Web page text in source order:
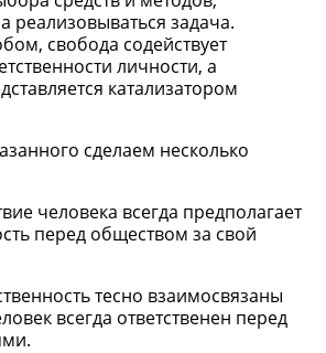
реализовываться задача.
свобода содействует
личности, а
катализатором
сделаем несколько
человека всегда предполагает
перед обществом за свой
тесно взаимосвязаны
всегда ответственен перед